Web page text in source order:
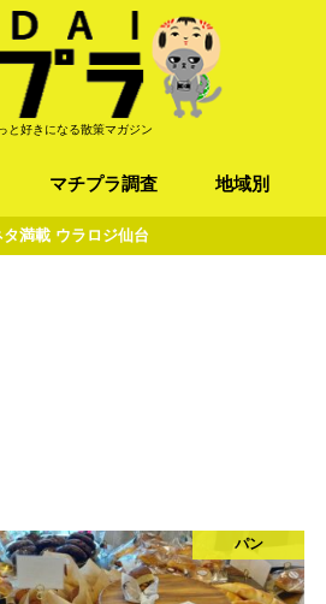
と好きになる散策マガジン
問
マチプラ調査
歴史
地域別
タ満載 ウラロジ仙台
パン